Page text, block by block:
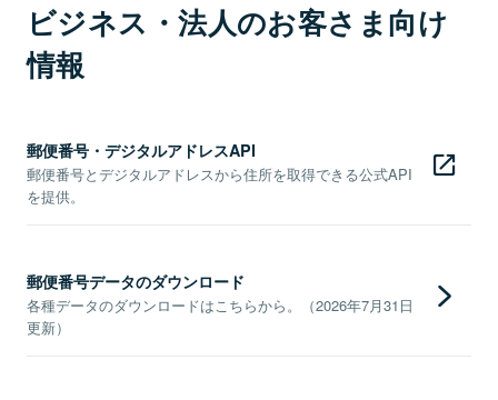
ビジネス・法人のお客さま向け
情報
郵便番号・デジタルアドレスAPI
郵便番号とデジタルアドレスから住所を取得できる公式API
を提供。
郵便番号データのダウンロード
各種データのダウンロードはこちらから。（2026年7月31日
更新）